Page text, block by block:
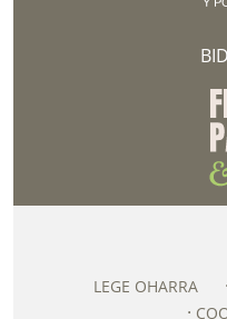
LEGE OHARRA